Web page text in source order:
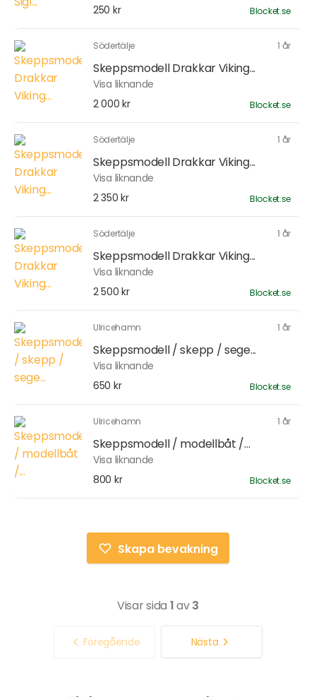
250 kr Blocket.se
Södertälje 1 år
Skeppsmodell Drakkar Viking...
Visa liknande
2 000 kr
Blocket.se
Södertälje 1 år
Skeppsmodell Drakkar Viking...
Visa liknande
2 350 kr
Blocket.se
Södertälje 1 år
Skeppsmodell Drakkar Viking...
Visa liknande
2 500 kr
Blocket.se
Ulricehamn 1 år
Skeppsmodell / skepp / sege...
Visa liknande
650 kr
Blocket.se
Ulricehamn 1 år
Skeppsmodell / modellbåt /...
Visa liknande
800 kr
Blocket.se
Skapa bevakning
Visar sida 1av3
Föregående Nästa